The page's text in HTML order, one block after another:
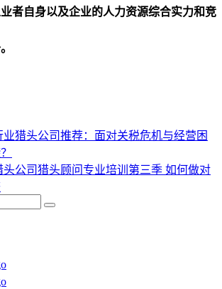
者自身以及企业的人力资源综合实力和竞
猎头公司推荐：面对关税危机与经营困
头公司猎头顾问专业培训第三季 如何做对